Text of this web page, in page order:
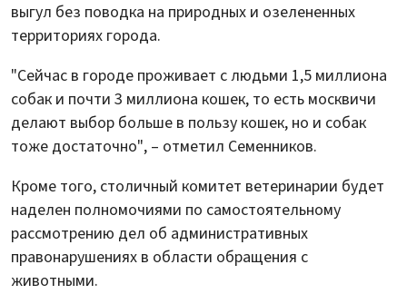
выгул без поводка на природных и озелененных
территориях города.
"Сейчас в городе проживает с людьми 1,5 миллиона
собак и почти 3 миллиона кошек, то есть москвичи
делают выбор больше в пользу кошек, но и собак
тоже достаточно", – отметил Семенников.
Кроме того, столичный комитет ветеринарии будет
наделен полномочиями по самостоятельному
рассмотрению дел об административных
правонарушениях в области обращения с
животными.